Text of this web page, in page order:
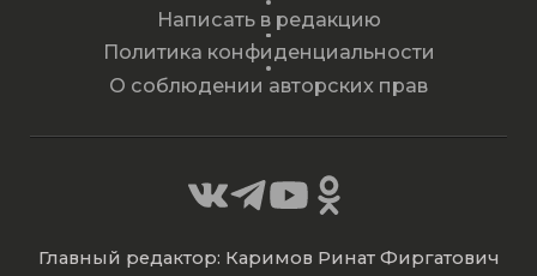
Написать в редакцию
Политика конфиденциальности
О соблюдении авторских прав
Главный редактор: Каримов Ринат Фиргатович